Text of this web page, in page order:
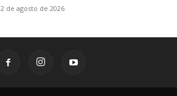
2 de agosto de 2026